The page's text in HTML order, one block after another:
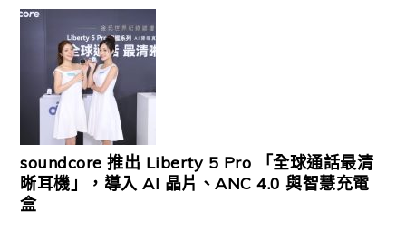
soundcore 推出 Liberty 5 Pro 「全球通話最清
晰耳機」，導入 AI 晶片、ANC 4.0 與智慧充電
盒